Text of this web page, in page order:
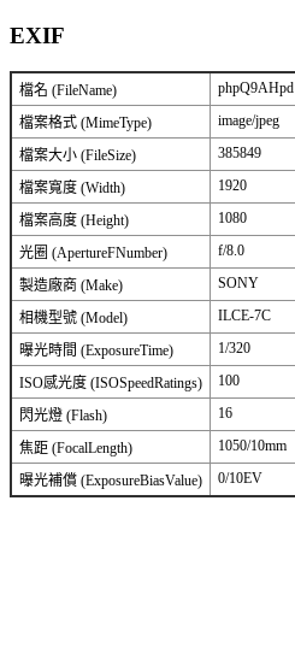
EXIF
檔名 (FileName) phpQ9AHpd
檔案格式 (MimeType) image/jpeg
檔案大小 (FileSize) 385849
檔案寬度 (Width) 1920
檔案高度 (Height) 1080
光圈 (ApertureFNumber) f/8.0
製造廠商 (Make) SONY
相機型號 (Model) ILCE-7C
曝光時間 (ExposureTime) 1/320
ISO感光度 (ISOSpeedRatings) 100
閃光燈 (Flash) 16
焦距 (FocalLength) 1050/10mm
曝光補償 (ExposureBiasValue) 0/10EV